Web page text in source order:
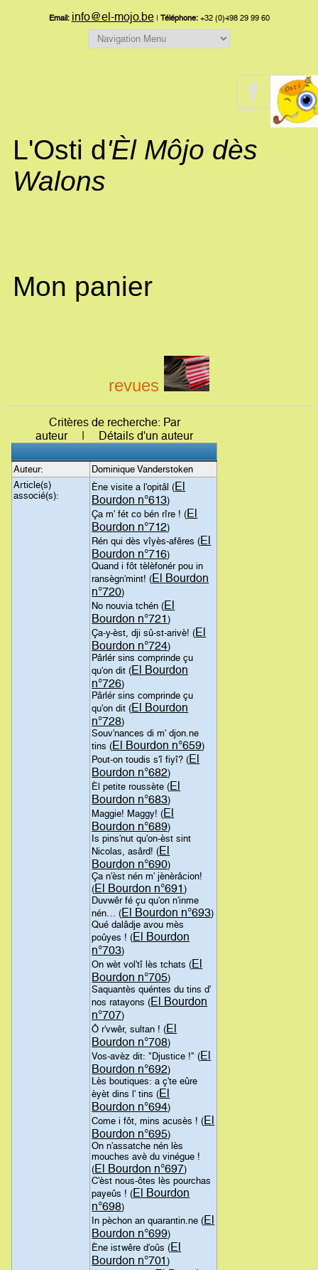
Email: info@el-mojo.be| Téléphone:+32 (0)498 29 99 60
L'Osti d'Èl Môjo dès
Walons
Mon panier
revues
Critères de recherche: Par
auteur | Détails d'un auteur
Auteur:
Dominique Vanderstoken
Article(s)
associé(s):
Ène visite a l'opitâl (El
Bourdon n°613)
Ça m' fét co bén rîre ! (El
Bourdon n°712)
Rén qui dès vîyès-afêres (El
Bourdon n°716)
Quand i fôt tèlèfonér pou in
ransègn'mint! (El Bourdon
n°720)
No nouvia tchén (El
Bourdon n°721)
Ça-y-èst, dji sû-st-arivè! (El
Bourdon n°724)
Pârlér sins comprinde çu
qu'on dit (El Bourdon
n°726)
Pârlér sins comprinde çu
qu'on dit (El Bourdon
n°728)
Souv'nances di m' djon.ne
tins (El Bourdon n°659)
Pout-on toudis s'î fiyî? (El
Bourdon n°682)
Èl petite roussète (El
Bourdon n°683)
Maggie! Maggy! (El
Bourdon n°689)
Is pins'nut qu'on-èst sint
Nicolas, asârd! (El
Bourdon n°690)
Ça n'èst nén m' jènèrâcion!
(El Bourdon n°691)
Duvwêr fé çu qu'on n'inme
nén… (El Bourdon n°693)
Qué dalâdje avou mès
poûyes ! (El Bourdon
n°703)
On wèt vol'tî lès tchats (El
Bourdon n°705)
Saquantès quéntes du tins d'
nos ratayons (El Bourdon
n°707)
Ô r'vwêr, sultan ! (El
Bourdon n°708)
Vos-avèz dit: "Djustice !" (El
Bourdon n°692)
Lès boutiques: a ç'te eûre
èyèt dins l' tins (El
Bourdon n°694)
Come i fôt, mins acusès ! (El
Bourdon n°695)
On n'assatche nén lès
mouches avè du vinégue !
(El Bourdon n°697)
C'èst nous-ôtes lès pourchas
payeûs ! (El Bourdon
n°698)
In pèchon an quarantin.ne (El
Bourdon n°699)
Ène istwêre d'oûs (El
Bourdon n°701)